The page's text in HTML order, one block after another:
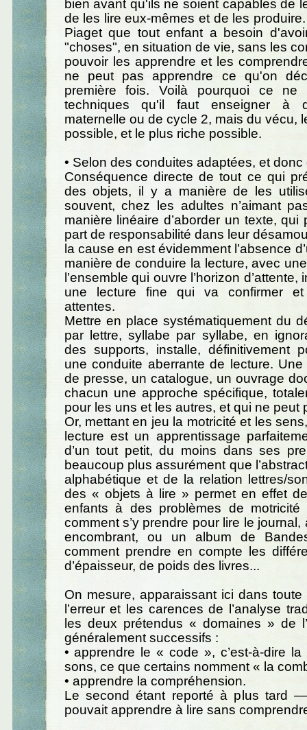
bien avant qu'ils ne soient capables de
de les lire eux-mêmes et de les
Piaget que tout enfant a besoin
"choses", en situation de vie, sans les
pouvoir les apprendre et les
ne peut pas apprendre ce qu'on
première fois. Voilà pourquoi ce
techniques qu'il faut enseigner à
maternelle ou de cycle 2, mais du vécu,
possible, et le plus riche possible.
• Selon des conduites adaptées, et donc
Conséquence directe de tout ce qui
des objets, il y a manière de les
souvent, chez les adultes n’aimant
manière linéaire d’aborder un texte, qui
part de responsabilité dans leur
la cause en est évidemment l’absence
manière de conduire la lecture, avec
l’ensemble qui ouvre l’horizon
une lecture fine qui va confirmer et
attentes.
Mettre en place systématiquement du
par lettre, syllabe par syllabe, en
des supports, installe, définitivement
une conduite aberrante de lecture.
de presse, un catalogue, un ouvrage
chacun une approche spécifique,
pour les uns et les autres, et qui ne peut
Or, mettant en jeu la motricité et les
lecture est un apprentissage
d’un tout petit, du moins dans ses
beaucoup plus assurément que
alphabétique et de la relation lettres/
des « objets à lire » permet en effet
enfants à des problèmes de
comment s’y prendre pour lire le
encombrant, ou un album de
comment prendre en compte les
d’épaisseur, de poids des livres...
On mesure, apparaissant ici dans toute
l’erreur et les carences de l’analyse
les deux prétendus « domaines » de
généralement successifs :
• apprendre le « code », c’est-à-dire la
sons, ce que certains nomment « la
• apprendre la compréhension.
Le second étant reporté à plus tard
pouvait apprendre à lire sans